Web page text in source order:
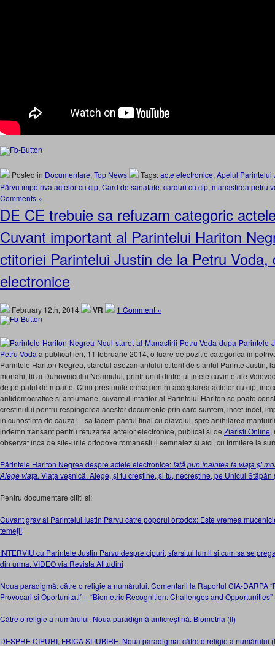
Posted in Documentare, Top News Tags:acte electronice, Apelul Parintelui
Pârvu împotriva actelor cu cip, Card de sanatate, carduri cu cip, manastirea petru
Comments »
DE CE trebuie sa refuzam categoric
Cuvant important al Parintelui Hariton
ctitoriei Parintelui Justin de la Petru Voda,
electronice
February 12th, 2014 VR 1 Comment »
Petru Voda a publicat ieri, 11 februarie 2014, o luare de pozitie categorica
Parintele Hariton Negrea, staretul asezamantului ctitorit de sfantul Parinte Justin,
monahi, fii ai Duhovnicului Neamului, printr-unul dintre ultimele cuvinte ale
de pe patul de moarte. Cum presiunile cresc pentru acceptarea actelor cu cip,
antidemocratice si antiumane, cuvantul intaritor al Parintelui Hariton se poate
crestinului pentru respingerea acestor documente prin care suntem, incet-incet,
in cunostinta de cauza! – sa facem pactul final cu diavolul, spre anihilarea
indemn transant pentru refuzarea actelor electronice, publicat si de Ziaristi Online,
observat inca de site-urile ortodoxe romanesti il semnalez si aici, cu trimitere la
Părintele Hariton Negrea despre actele electronice: Iată pun înaintea ta viaţa şi
Alege viaţa. Viaţa veşnică. Alege, şi tu creştine, şi tu, necreştine, pe Unicul Stăpân
Pentru documentare cititi si:
Cuvant grav al Parintelui Iustin Parvu catre poporul ortodox: Este vremea
temeţi!
INTERVIU cu Parintele Justin Parvu despre cipuri, sfarsitul lumii si cum sa se
din urma. VIDEO via Revista Atitudini
Noua paradigmă: către o religie a numărului. Comentarii la Raportul CIA-DARPA
Provocari si Oportunitati” – “Biometric Recognition: Challenges and Opportunities”
Către o religie a numărului. Noua paradigmă anticreştină. Biometria (II)
DESPRE CIPURI, FRICA SI IUBIRE. Noua paradigma: către o religie a numărului